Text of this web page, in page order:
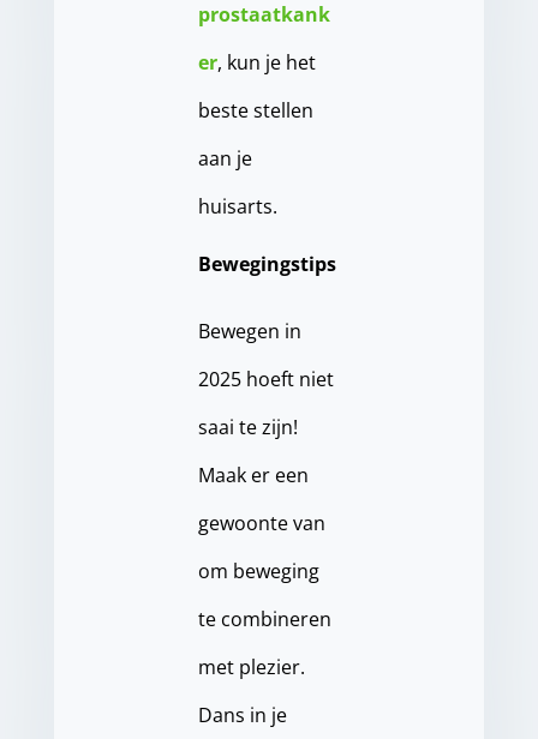
prostaatkank
er, kun je het
beste stellen
aan je
huisarts.
Bewegingstips
Bewegen in
2025 hoeft niet
saai te zijn!
Maak er een
gewoonte van
om beweging
te combineren
met plezier.
Dans in je